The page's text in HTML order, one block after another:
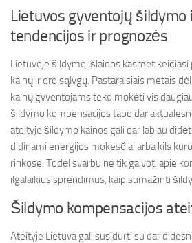
Lietuvos gyventojų šildymo
tendencijos ir prognozės
Lietuvoje šildymo išlaidos kasmet keičiasi
kainų ir oro sąlygų. Pastaraisiais metais
kainų gyventojams teko mokėti vis
šildymo kompensacijos tapo dar
ateityje šildymo kainos gali dar labiau
didinami energijos mokesčiai arba kils
rinkose. Todėl svarbu ne tik galvoti apie
ilgalaikius sprendimus, kaip sumažinti
Šildymo kompensacijos
Ateityje Lietuva gali susidurti su dar